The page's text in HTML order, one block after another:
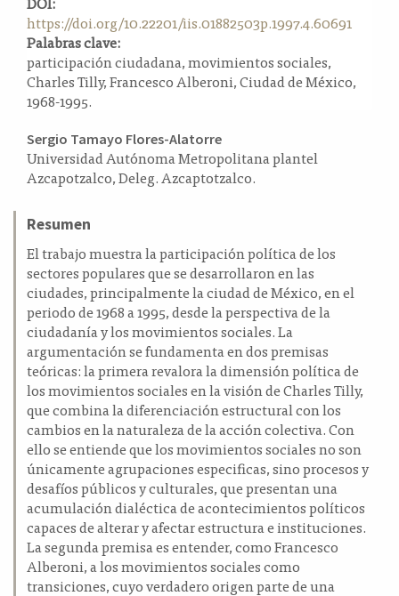
a
l
a
t
e
r
a
l
https://doi.org/10.22201/iis.01882503p.1997.4.60691
Palabras clave:
participación ciudadana, movimientos sociales,
Charles Tilly, Francesco Alberoni, Ciudad de México,
1968-1995.
Contenido
principal
del
artículo
Sergio Tamayo Flores-Alatorre
Universidad Autónoma Metropolitana plantel
Azcapotzalco, Deleg. Azcaptotzalco.
Resumen
El trabajo muestra la participación política de los
sectores populares que se desarrollaron en las
ciudades, principalmente la ciudad de México, en el
periodo de 1968 a 1995, desde la perspectiva de la
ciudadanía y los movimientos sociales. La
argumentación se fundamenta en dos premisas
teóricas: la primera revalora la dimensión política de
los movimientos sociales en la visión de Charles Tilly,
que combina la diferenciación estructural con los
cambios en la naturaleza de la acción colectiva. Con
ello se entiende que los movimientos sociales no son
únicamente agrupaciones especificas, sino procesos y
desafíos públicos y culturales, que presentan una
acumulación dialéctica de acontecimientos políticos
capaces de alterar y afectar estructura e instituciones.
La segunda premisa es entender, como Francesco
Alberoni, a los movimientos sociales como
transiciones, cuyo verdadero origen parte de una